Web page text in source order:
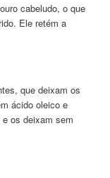
cabeludo, o que
Ele retém a
que deixam os
ácido oleico e
os deixam sem